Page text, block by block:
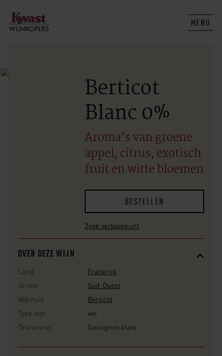
MENU
Berticot
Blanc 0%
Aroma’s van groene
appel, citrus, exotisch
fruit en witte bloemen
BESTELLEN
Zoek verkooppunt
OVER DEZE WIJN
Land
Frankrijk
Streek
Sud-Ouest
Wijnhuis
Berticot
Type wijn
wit
Druivenras
Sauvignon blanc